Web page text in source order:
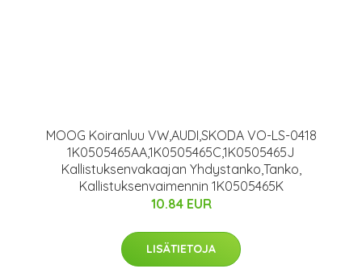
MOOG Koiranluu VW,AUDI,SKODA VO-LS-0418
1K0505465AA,1K0505465C,1K0505465J
Kallistuksenvakaajan Yhdystanko,Tanko,
Kallistuksenvaimennin 1K0505465K
10.84 EUR
LISÄTIETOJA